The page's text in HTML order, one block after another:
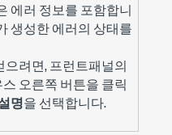
에러 정보를 포함합니
생성한 에러의 상태를
려면, 프런트패널의
오른쪽 버튼을 클릭
명을 선택합니다.